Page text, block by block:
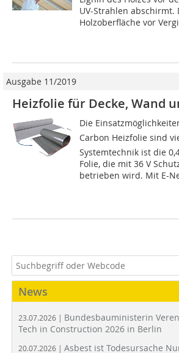
UV-Strahlen
Holzoberfläche vor
Ausgabe 11/2019
Heizfolie für Decke, Wand
Die
Carbon Heizfolie sind
Systemtechnik ist die
Folie, die mit 36 V
betrieben wird. Mit E-
News
23.07.2026 | Bundesbauministerin
Tech in Construction 2026 in Berlin
20.07.2026 | Asbest ist Todesursache